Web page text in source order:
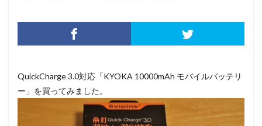
QuickCharge 3.0対応「KYOKA 10000mAh モバイルバッテリ
ー」を買ってみました。